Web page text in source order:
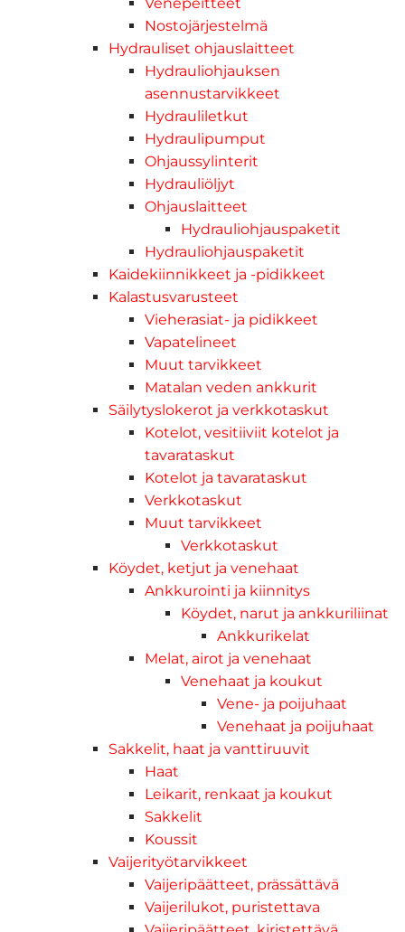
Nostojärjestelmä
Hydrauliset ohjauslaitteet
Hydrauliohjauksen
asennustarvikkeet
Hydrauliletkut
Hydraulipumput
Ohjaussylinterit
Hydrauliöljyt
Ohjauslaitteet
Hydrauliohjauspaketit
Hydrauliohjauspaketit
Kaidekiinnikkeet ja -pidikkeet
Kalastusvarusteet
Vieherasiat- ja pidikkeet
Vapatelineet
Muut tarvikkeet
Matalan veden ankkurit
Säilytyslokerot ja verkkotaskut
Kotelot, vesitiiviit kotelot ja
tavarataskut
Kotelot ja tavarataskut
Verkkotaskut
Muut tarvikkeet
Verkkotaskut
Köydet, ketjut ja venehaat
Ankkurointi ja kiinnitys
Köydet, narut ja ankkuriliinat
Ankkurikelat
Melat, airot ja venehaat
Venehaat ja koukut
Vene- ja poijuhaat
Venehaat ja poijuhaat
Sakkelit, haat ja vanttiruuvit
Haat
Leikarit, renkaat ja koukut
Sakkelit
Koussit
Vaijerityötarvikkeet
Vaijeripäätteet, prässättävä
Vaijerilukot, puristettava